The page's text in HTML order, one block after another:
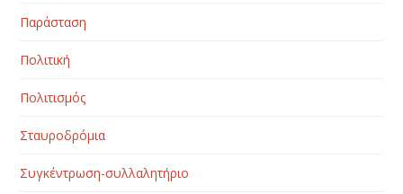
Παράσταση
Πολιτική
Πολιτισμός
Σταυροδρόμια
Συγκέντρωση-συλλαλητήριο